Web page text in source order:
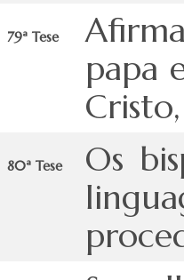
79ª Tese
papa
80ª Tese
Os